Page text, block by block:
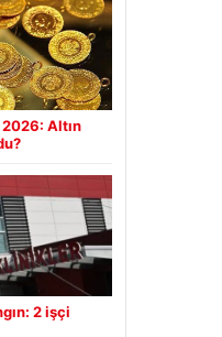
Altın
2 işçi